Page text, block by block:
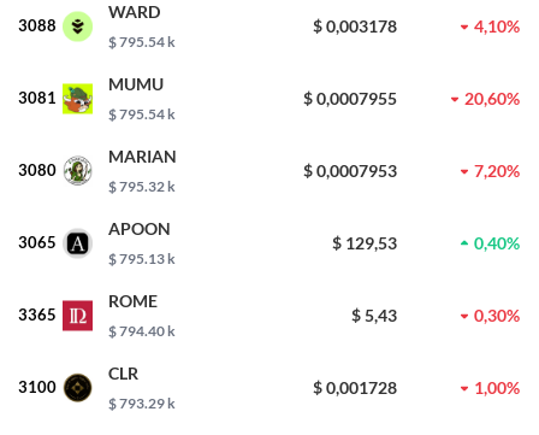
3088
WARD
$ 795.54 k
$ 0,003178 4,10%
3081
MUMU
$ 795.54 k
$ 0,0007955 20,60%
3080
MARIAN
$ 795.32 k
$ 0,0007953 7,20%
3065
APOON
$ 795.13 k
$ 129,53 0,40%
3365
ROME
$ 794.40 k
$ 5,43 0,30%
3100
CLR
$ 793.29 k
$ 0,001728 1,00%